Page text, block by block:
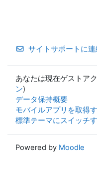
サイトサポートに連
あなたは現在ゲストア
ン)
データ保持概要
モバイルアプリを取得
標準テーマにスイッチ
Powered by Moodle